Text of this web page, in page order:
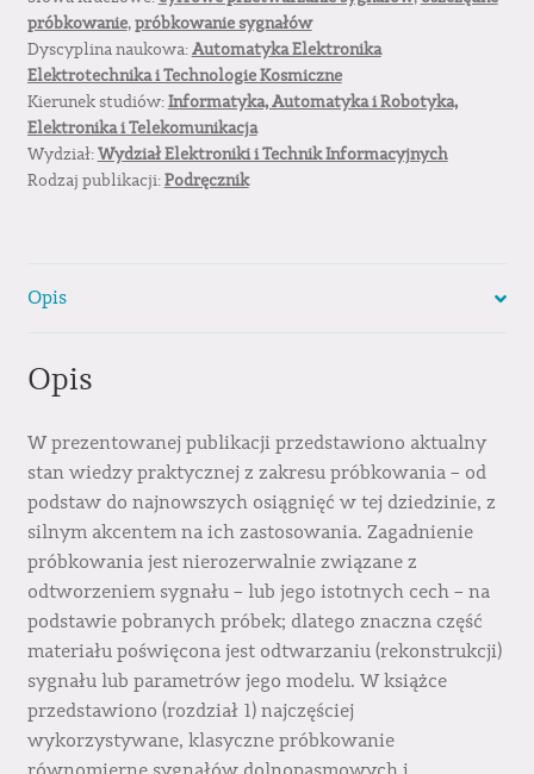
próbkowanie,próbkowanie sygnałów
Dyscyplina naukowa:Automatyka Elektronika
Elektrotechnika i Technologie Kosmiczne
Kierunek studiów:Informatyka, Automatyka i Robotyka,
Elektronika i Telekomunikacja
Wydział:Wydział Elektroniki i Technik Informacyjnych
Rodzaj publikacji:Podręcznik
Opis
Opis
W prezentowanej publikacji przedstawiono aktualny
stan wiedzy praktycznej z zakresu próbkowania – od
podstaw do najnowszych osiągnięć w tej dziedzinie, z
silnym akcentem na ich zastosowania. Zagadnienie
próbkowania jest nierozerwalnie związane z
odtworzeniem sygnału – lub jego istotnych cech – na
podstawie pobranych próbek; dlatego znaczna część
materiału poświęcona jest odtwarzaniu (rekonstrukcji)
sygnału lub parametrów jego modelu. W książce
przedstawiono (rozdział 1) najczęściej
wykorzystywane, klasyczne próbkowanie